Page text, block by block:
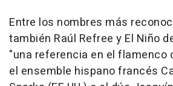
Entre los nombres más
también Raúl Refree y El Niño
"una referencia en el flamenco
el ensemble hispano francés